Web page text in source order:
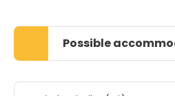
Possible